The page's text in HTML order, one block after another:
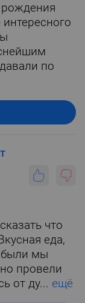
по
что
еда,
были мы
провели
от ду... ещё